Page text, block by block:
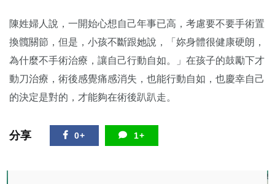
陳姓婦人說，一開始心想自己年事已高，考慮要不要手術置
換髖關節，但是，小孩不斷跟她說，「妳身體很健康硬朗，
為什麼不手術治療，讓自己行動自如。」在孩子的鼓勵下才
動刀治療，術後感覺痛感消失，也能行動自如，也慶幸自己
的決定是對的，才能夠在術後趴趴走。
分享 0+ 1+